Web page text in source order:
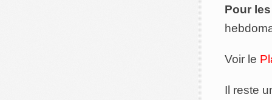
Pour
Voir le
Il reste